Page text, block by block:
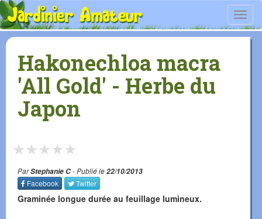
Hakonechloa macra
'All Gold' - Herbe du
Japon
★
★
★
★
★
ParStephanie C- Publié le22/10/2013
Facebook
Twitter
Graminée longue durée au feuillage lumineux.